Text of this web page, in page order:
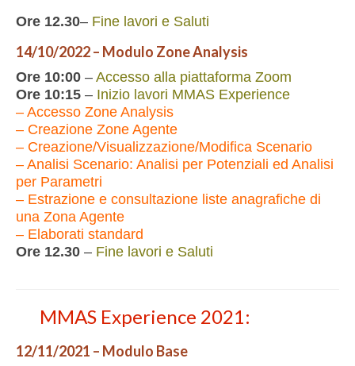
Ore 12.30– Fine lavori e Saluti
14/10/2022 – Modulo Zone Analysis
Ore 10:00 – Accesso alla piattaforma Zoom
Ore 10:15 – Inizio lavori MMAS Experience
– Accesso Zone Analysis
– Creazione Zone Agente
– Creazione/Visualizzazione/Modifica Scenario
– Analisi Scenario: Analisi per Potenziali ed Analisi
per Parametri
– Estrazione e consultazione liste anagrafiche di
una Zona Agente
– Elaborati standard
Ore 12.30 – Fine lavori e Saluti
MMAS Experience 2021:
12/11/2021 – Modulo Base